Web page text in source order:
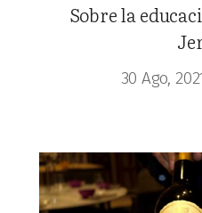
Sobre la
30 Ago,